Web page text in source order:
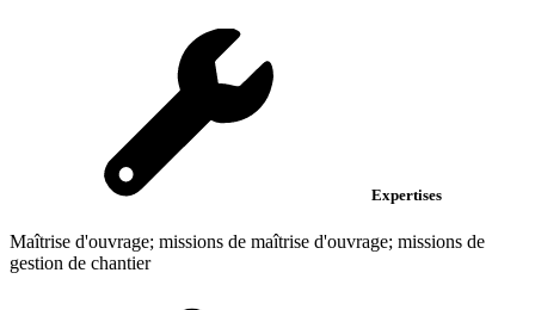
Expertises
Maîtrise d'ouvrage; missions de maîtrise d'ouvrage; missions de
gestion de chantier